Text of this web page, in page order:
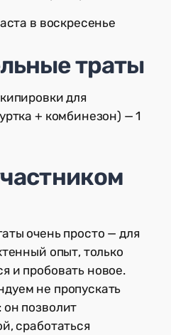
в воскресенье
траты
для
+ комбинезон) — 1
очень просто — для
опыт, только
и пробовать новое.
не пропускать
позволит
сработаться